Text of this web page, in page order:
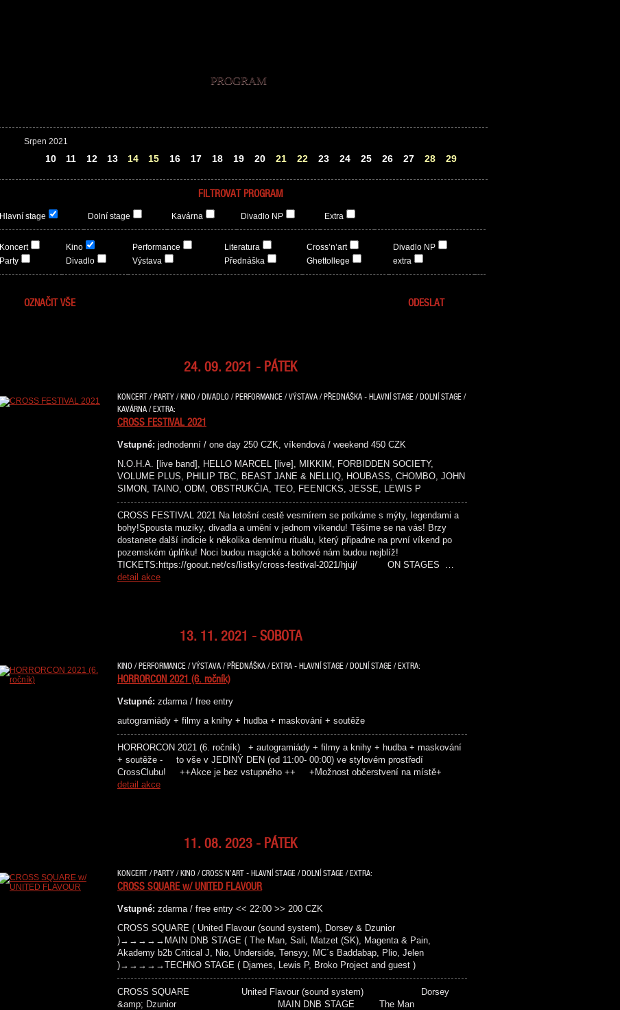
PROGRAM
Srpen 2021
10 11 12 13 14 15 16 17 18 19 20 21 22 23 24 25 26 27 28 29
FILTROVAT PROGRAM
Hlavní stage Dolní stage Kavárna Divadlo NP Extra
Koncert
Party
Kino
Divadlo
Performance
Výstava
Literatura
Přednáška
Cross’n’art
Ghettollege
Divadlo NP
extra
OZNAČIT VŠE
24. 09. 2021 - PÁTEK
KONCERT / PARTY / KINO / DIVADLO / PERFORMANCE / VÝSTAVA / PŘEDNÁŠKA - HLAVNÍ STAGE / DOLNÍ STAGE /
KAVÁRNA / EXTRA:
CROSS FESTIVAL 2021
Vstupné: jednodenní / one day 250 CZK, víkendová / weekend 450 CZK
N.O.H.A. [live band], HELLO MARCEL [live], MIKKIM, FORBIDDEN SOCIETY,
VOLUME PLUS, PHILIP TBC, BEAST JANE & NELLIQ, HOUBASS, CHOMBO, JOHN
SIMON, TAINO, ODM, OBSTRUKČIA, TEO, FEENICKS, JESSE, LEWIS P
CROSS FESTIVAL 2021 Na letošní cestě vesmírem se potkáme s mýty, legendami a
bohy!Spousta muziky, divadla a umění v jednom víkendu! Těšíme se na vás! Brzy
dostanete další indicie k několika dennímu rituálu, který připadne na první víkend po
pozemském úplňku! Noci budou magické a bohové nám budou nejblíž!
TICKETS:https://goout.net/cs/listky/cross-festival-2021/hjuj/ ON STAGES …
detail akce
13. 11. 2021 - SOBOTA
KINO / PERFORMANCE / VÝSTAVA / PŘEDNÁŠKA / EXTRA - HLAVNÍ STAGE / DOLNÍ STAGE / EXTRA:
HORRORCON 2021 (6. ročník)
Vstupné: zdarma / free entry
autogramiády + filmy a knihy + hudba + maskování + soutěže
HORRORCON 2021 (6. ročník) + autogramiády + filmy a knihy + hudba + maskování
+ soutěže - to vše v JEDINÝ DEN (od 11:00- 00:00) ve stylovém prostředí
CrossClubu! ++Akce je bez vstupného ++ +Možnost občerstvení na místě+
detail akce
11. 08. 2023 - PÁTEK
KONCERT / PARTY / KINO / CROSS’N’ART - HLAVNÍ STAGE / DOLNÍ STAGE / EXTRA:
CROSS SQUARE w/ UNITED FLAVOUR
Vstupné: zdarma / free entry << 22:00 >> 200 CZK
CROSS SQUARE ( United Flavour (sound system), Dorsey & Dzunior
)→→→→→MAIN DNB STAGE ( The Man, Sali, Matzet (SK), Magenta & Pain,
Akademy b2b Critical J, Nio, Underside, Tensyy, MC´s Baddabap, Plio, Jelen
)→→→→→TECHNO STAGE ( Djames, Lewis P, Broko Project and guest )
CROSS SQUARE United Flavour (sound system) Dorsey
&amp; Dzunior MAIN DNB STAGE The Man